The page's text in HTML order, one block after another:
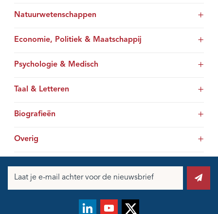
Natuurwetenschappen
Economie, Politiek & Maatschappij
Psychologie & Medisch
Taal & Letteren
Biografieën
Overig
mailadres